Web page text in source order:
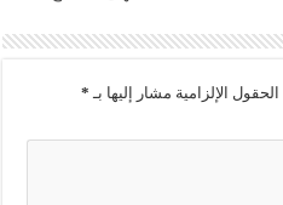
الحقول الإلزامية مشار إليها بـ *